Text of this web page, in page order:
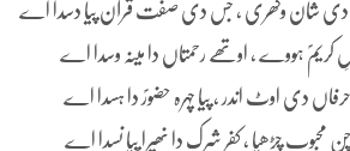
دی شان وکھری ، جس دی صفت قرآن پیا دسدا اے
کریمؐ ہووے ، اوتھے رحمتاں دا مینہ وسدا اے
دی اوٹ اندر ، پیا چہرہ حضورؐ دا ہسدا اے
محبوب چڑھیا ، کفر شرک دا نھیرا پیا نسدا اے